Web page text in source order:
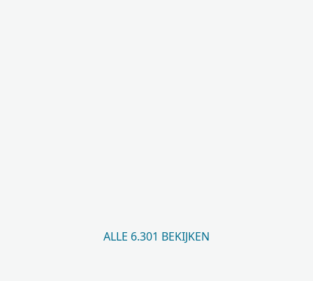
ALLE 6.301 BEKIJKEN